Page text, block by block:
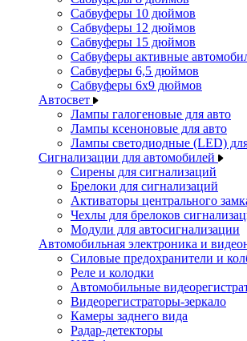
Сабвуферы 10 дюймов
Сабвуферы 12 дюймов
Сабвуферы 15 дюймов
Сабвуферы активные
Сабвуферы 6,5 дюймов
Сабвуферы 6x9 дюймов
Автосвет
Лампы галогеновые для авто
Лампы ксеноновые для авто
Лампы светодиодные (LED)
Сигнализации для автомобилей
Сирены для сигнализаций
Брелоки для сигнализаций
Активаторы центрального
Чехлы для брелоков
Модули для автосигнализации
Автомобильная электроника и
Силовые предохранители и
Реле и колодки
Автомобильные
Видеорегистраторы-зеркало
Камеры заднего вида
Радар-детекторы